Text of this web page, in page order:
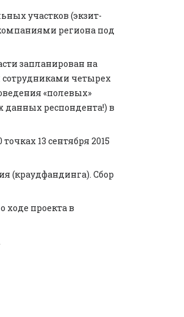
участков (экзит-
региона под
запланирован на
сотрудниками четырех
«полевых»
респондента!) в
13 сентября 2015
(краудфандинга). Сбор
проекта в